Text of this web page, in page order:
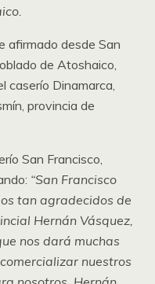
afirmado desde San
de Atoshaico,
caserío Dinamarca,
provincia de
San Francisco,
“San Francisco
tan agradecidos de
Hernán Vásquez,
nos dará muchas
nuestros